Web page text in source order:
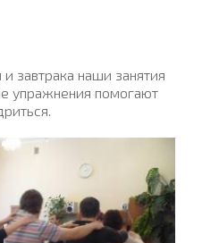
завтрака наши занятия
упражнения помогают